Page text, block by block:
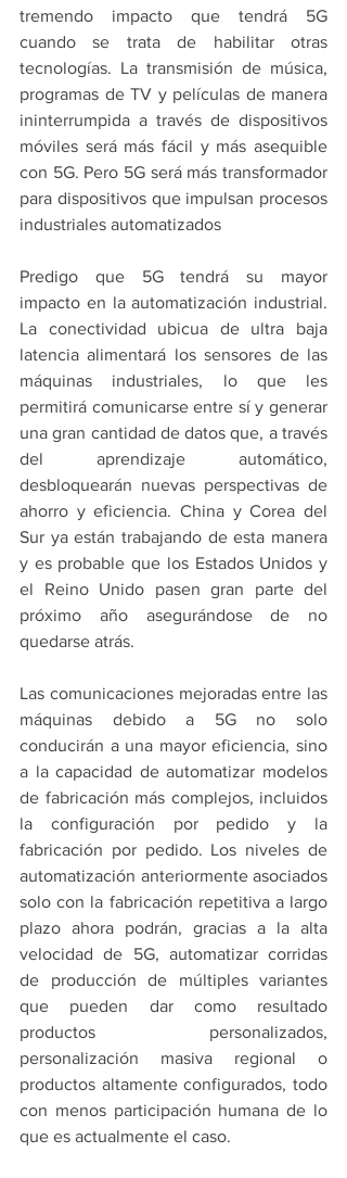
tremendo impacto que tendrá 5G
cuando se trata de habilitar otras
tecnologías. La transmisión de música,
programas de TV y películas de manera
ininterrumpida a través de dispositivos
móviles será más fácil y más asequible
con 5G. Pero 5G será más transformador
para dispositivos que impulsan procesos
industriales automatizados
Predigo que 5G tendrá su mayor
impacto en la automatización industrial.
La conectividad ubicua de ultra baja
latencia alimentará los sensores de las
máquinas industriales, lo que les
permitirá comunicarse entre sí y generar
una gran cantidad de datos que, a través
del aprendizaje automático,
desbloquearán nuevas perspectivas de
ahorro y eficiencia. China y Corea del
Sur ya están trabajando de esta manera
y es probable que los Estados Unidos y
el Reino Unido pasen gran parte del
próximo año asegurándose de no
quedarse atrás.
Las comunicaciones mejoradas entre las
máquinas debido a 5G no solo
conducirán a una mayor eficiencia, sino
a la capacidad de automatizar modelos
de fabricación más complejos, incluidos
la configuración por pedido y la
fabricación por pedido. Los niveles de
automatización anteriormente asociados
solo con la fabricación repetitiva a largo
plazo ahora podrán, gracias a la alta
velocidad de 5G, automatizar corridas
de producción de múltiples variantes
que pueden dar como resultado
productos personalizados,
personalización masiva regional o
productos altamente configurados, todo
con menos participación humana de lo
que es actualmente el caso.